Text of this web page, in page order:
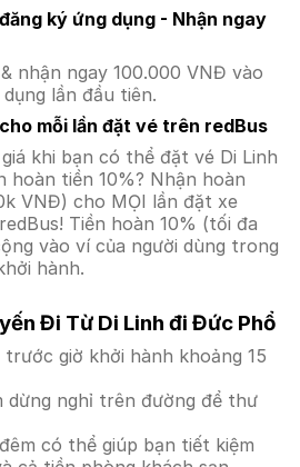
ký ứng dụng - Nhận ngay
nhận ngay 100.000 VNĐ vào
lần đầu tiên.
mỗi lần đặt vé trên redBus
khi bạn có thể đặt vé Di Linh
hoàn tiền 10%? Nhận hoàn
VNĐ) cho MỌI lần đặt xe
Tiền hoàn 10% (tối đa
vào ví của người dùng trong
hành.
Đi Từ Di Linh đi Đức Phổ
giờ khởi hành khoảng 15
dừng nghỉ trên đường để thư
có thể giúp bạn tiết kiệm